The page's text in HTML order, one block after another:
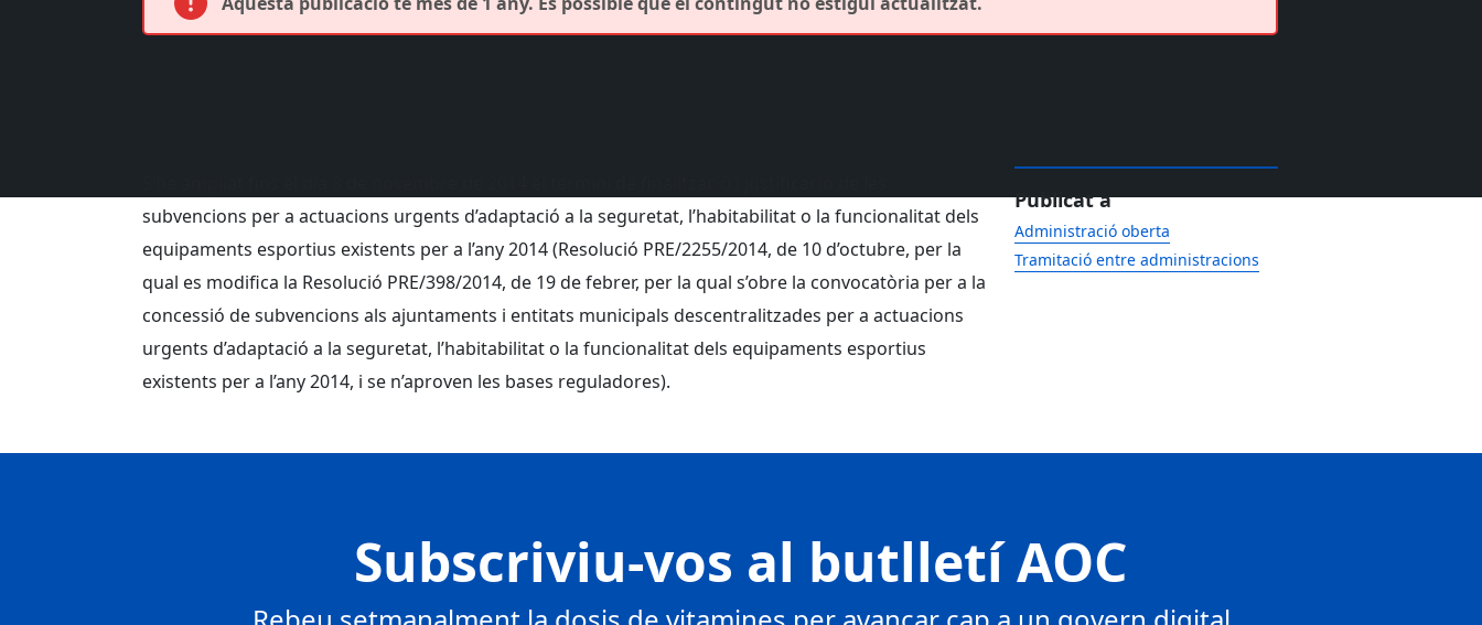
subvencions per a actuacions urgents d’adaptació a la seguretat, l’habitabilitat o la funcionalitat dels
equipaments esportius existents per a l’any 2014 (Resolució PRE/2255/2014, de 10 d’octubre, per la
qual es modifica la Resolució PRE/398/2014, de 19 de febrer, per la qual s’obre la convocatòria per a la
concessió de subvencions als ajuntaments i entitats municipals descentralitzades per a actuacions
urgents d’adaptació a la seguretat, l’habitabilitat o la funcionalitat dels equipaments esportius
existents per a l’any 2014, i se n’aproven les bases reguladores).
Publicat a
Administració oberta
Tramitació entre administracions
Subscriviu-vos al butlletí AOC